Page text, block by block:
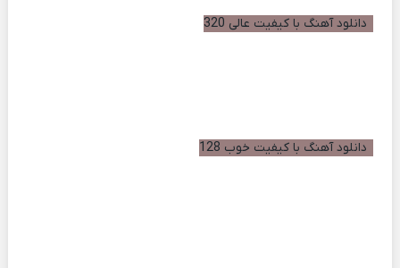
دانلود آهنگ با کیفیت عالی 320
دانلود آهنگ با کیفیت خوب 128